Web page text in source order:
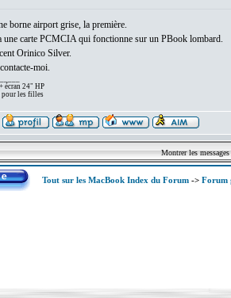
borne airport grise, la première.
une carte PCMCIA qui fonctionne sur un PBook lombard.
Orinico Silver.
moi.
écran 24" HP
pour les filles
Montrer les
Tout sur les MacBook Index du Forum-> Forum